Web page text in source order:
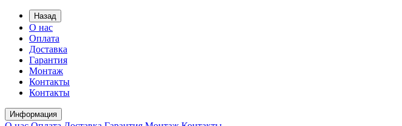
Назад
О нас
Оплата
Доставка
Гарантия
Монтаж
Контакты
Контакты
Информация